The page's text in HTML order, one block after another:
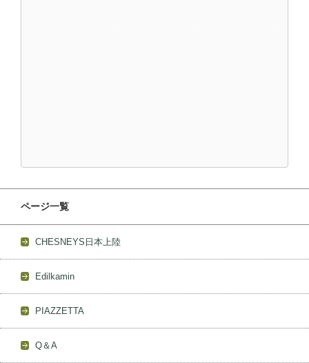
ページ一覧
CHESNEYS日本上陸
Edilkamin
PIAZZETTA
Q＆A